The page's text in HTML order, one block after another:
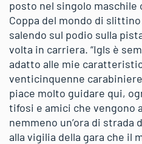
posto nel singolo maschile
Coppa del mondo di
salendo sul podio sulla
volta in carriera. “Igls è
adatto alle mie
venticinquenne
piace molto guidare qui,
tifosi e amici che vengono
nemmeno un’ora di strada
alla vigilia della gara che il